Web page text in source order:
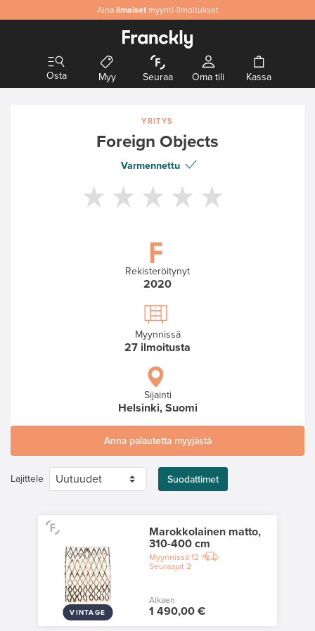
Ainailmaisetmyynti-ilmoitukset
Aitoa& laadukasta designia
Osta Myy Seuraa Oma tili Kassa
YRITYS
Foreign Objects
Varmennettu
Rekisteröitynyt
2020
Myynnissä
27 ilmoitusta
Sijainti
Helsinki, Suomi
Anna palautetta myyjästä
Lajittele Suodattimet
VINTAGE
Marokkolainen matto,
310-400 cm
Myynnissä12
Seuraajat2
Alkaen
1 490,00 €